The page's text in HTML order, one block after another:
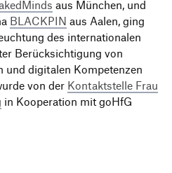
aus München, und
BLACKPIN aus Aalen, ging
des inter­na­tio­nalen
Berück­sich­ti­gung von
und digi­talen Kompe­tenzen
von der Kontakt­stelle Frau
in Koope­ra­tion mit goHfG